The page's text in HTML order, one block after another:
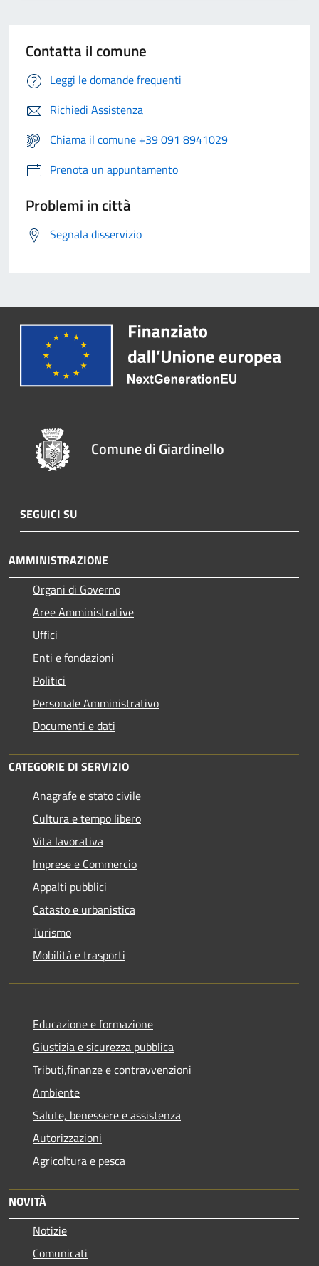
Contatta il comune
Leggi le domande frequenti
Richiedi Assistenza
Chiama il comune +39 091 8941029
Prenota un appuntamento
Problemi in città
Segnala disservizio
Comune di Giardinello
SEGUICI SU
AMMINISTRAZIONE
Organi di Governo
Aree Amministrative
Uffici
Enti e fondazioni
Politici
Personale Amministrativo
Documenti e dati
CATEGORIE DI SERVIZIO
Anagrafe e stato civile
Cultura e tempo libero
Vita lavorativa
Imprese e Commercio
Appalti pubblici
Catasto e urbanistica
Turismo
Mobilità e trasporti
Educazione e formazione
Giustizia e sicurezza pubblica
Tributi,finanze e contravvenzioni
Ambiente
Salute, benessere e assistenza
Autorizzazioni
Agricoltura e pesca
NOVITÀ
Notizie
Comunicati